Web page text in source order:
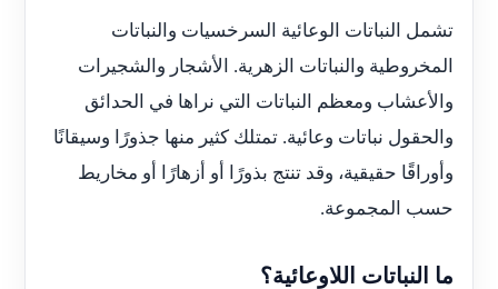
تشمل النباتات الوعائية السرخسيات والنباتات
المخروطية والنباتات الزهرية. الأشجار والشجيرات
والأعشاب ومعظم النباتات التي نراها في الحدائق
والحقول نباتات وعائية. تمتلك كثير منها جذورًا وسيقانًا
وأوراقًا حقيقية، وقد تنتج بذورًا أو أزهارًا أو مخاريط
حسب المجموعة.
ما النباتات اللاوعائية؟